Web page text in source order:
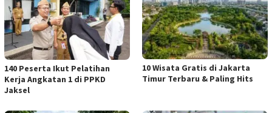
140 Peserta Ikut Pelatihan
Kerja Angkatan 1 di PPKD
Jaksel
10 Wisata Gratis di Jakarta
Timur Terbaru & Paling Hits